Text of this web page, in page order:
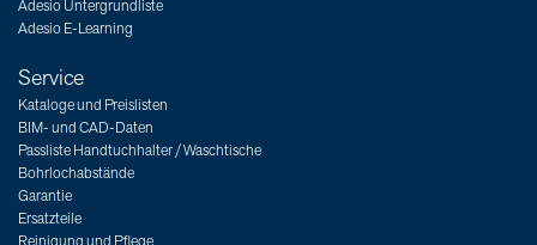
Adesio Untergrundliste
Adesio E-Learning
Service
Kataloge und Preislisten
BIM- und CAD-Daten
Passliste Handtuchhalter / Waschtische
Bohrlochabstände
Garantie
Ersatzteile